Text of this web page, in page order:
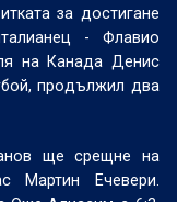
за достигане
- Флавио
на Канада Денис
продължил два
ще срещне на
Мартин Ечевери.